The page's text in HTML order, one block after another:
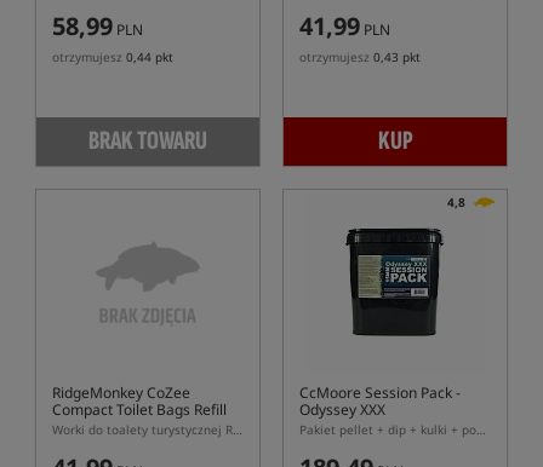
58,99 PLN
otrzymujesz 0,44 pkt
BRAK TOWARU
41,99 PLN
otrzymujesz 0,43 pkt
KUP
RidgeMonkey CoZee
Compact Toilet Bags Refill
Pack
Worki do toalety turystycznej RidgeMonkey CoZee Compact 5 szt
4,8
CcMoore Session Pack -
Odyssey XXX
Pakiet pellet + dip + kulki + pop-ups